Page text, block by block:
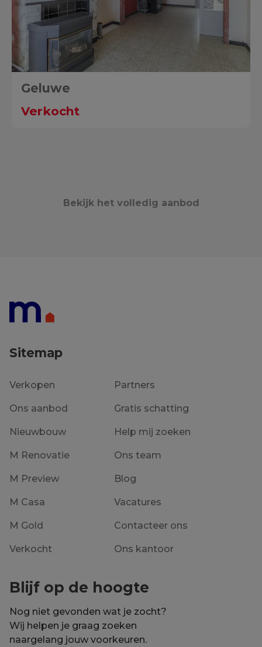
Geluwe
Verkocht
Bekijk het volledig aanbod
Sitemap
Verkopen
Ons aanbod
Nieuwbouw
M Renovatie
M Preview
M Casa
M Gold
Verkocht
Partners
Gratis schatting
Help mij zoeken
Ons team
Blog
Vacatures
Contacteer ons
Ons kantoor
Blijf op de hoogte
Nog niet gevonden wat je zocht?
Wij helpen je graag zoeken
naargelang jouw voorkeuren.